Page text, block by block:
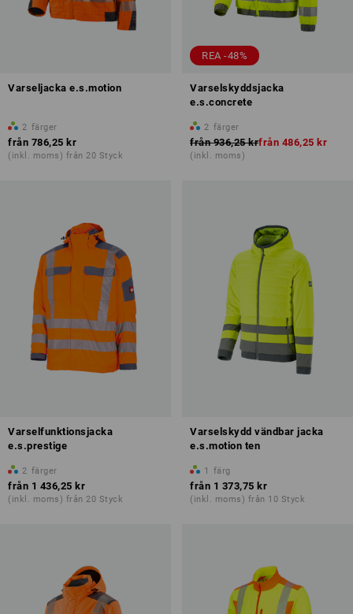
Varseljacka e.s.motion
2 färger
från 786,25 kr
(inkl. moms) från 20 Styck
REA -48%
Varselskyddsjacka
e.s.concrete
2 färger
från 936,25 krfrån 486,25 kr
(inkl. moms)
Varselfunktionsjacka
e.s.prestige
2 färger
från 1 436,25 kr
(inkl. moms) från 20 Styck
Varselskydd vändbar jacka
e.s.motion ten
1 färg
från 1 373,75 kr
(inkl. moms) från 10 Styck